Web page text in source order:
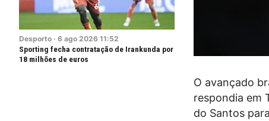
Desporto · 6 ago 2026 11:52
Sporting fecha contratação de Irankunda por
18 milhões de euros
O avançado
respondia em
do Santos